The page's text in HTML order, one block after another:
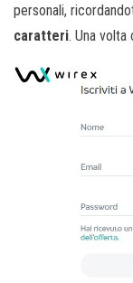
personali,
caratteri. Una